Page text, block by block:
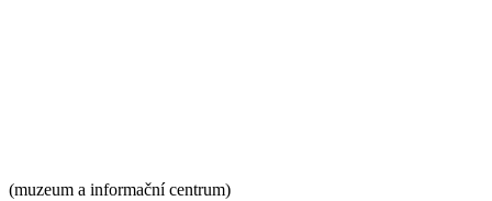
(muzeum a informační centrum)